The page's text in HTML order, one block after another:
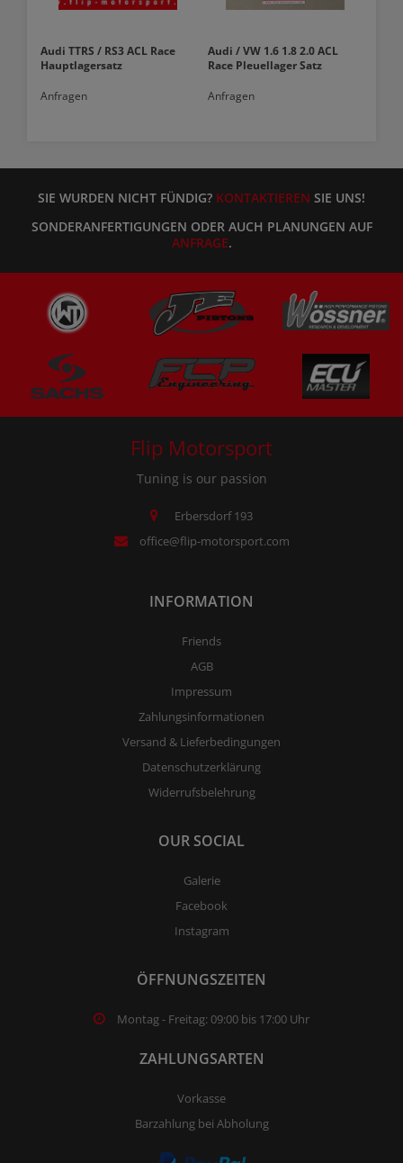
Audi TTRS / RS3 ACL Race
Hauptlagersatz
Anfragen
Audi / VW 1.6 1.8 2.0 ACL
Race Pleuellager Satz
Anfragen
SIE WURDEN NICHT FÜNDIG? KONTAKTIEREN SIE UNS!
SONDERANFERTIGUNGEN ODER AUCH PLANUNGEN AUF
ANFRAGE.
Flip Motorsport
Tuning is our passion
Erbersdorf 193
office@flip-motorsport.com
INFORMATION
Friends
AGB
Impressum
Zahlungsinformationen
Versand & Lieferbedingungen
Datenschutzerklärung
Widerrufsbelehrung
OUR SOCIAL
Galerie
Facebook
Instagram
ÖFFNUNGSZEITEN
Montag - Freitag: 09:00 bis 17:00 Uhr
ZAHLUNGSARTEN
Vorkasse
Barzahlung bei Abholung